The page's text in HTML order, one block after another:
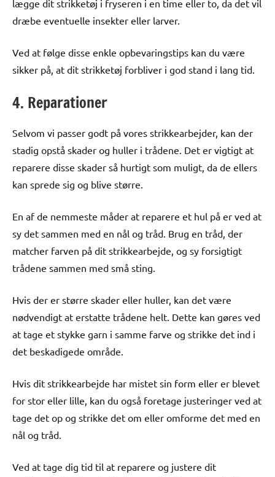
lægge dit strikketøj i fryseren i en time eller to, da det vil
dræbe eventuelle insekter eller larver.
Ved at følge disse enkle opbevaringstips kan du være
sikker på, at dit strikketøj forbliver i god stand i lang tid.
4. Reparationer
Selvom vi passer godt på vores strikkearbejder, kan der
stadig opstå skader og huller i trådene. Det er vigtigt at
reparere disse skader så hurtigt som muligt, da de ellers
kan sprede sig og blive større.
En af de nemmeste måder at reparere et hul på er ved at
sy det sammen med en nål og tråd. Brug en tråd, der
matcher farven på dit strikkearbejde, og sy forsigtigt
trådene sammen med små sting.
Hvis der er større skader eller huller, kan det være
nødvendigt at erstatte trådene helt. Dette kan gøres ved
at tage et stykke garn i samme farve og strikke det ind i
det beskadigede område.
Hvis dit strikkearbejde har mistet sin form eller er blevet
for stor eller lille, kan du også foretage justeringer ved at
tage det op og strikke det om eller omforme det med en
nål og tråd.
Ved at tage dig tid til at reparere og justere dit